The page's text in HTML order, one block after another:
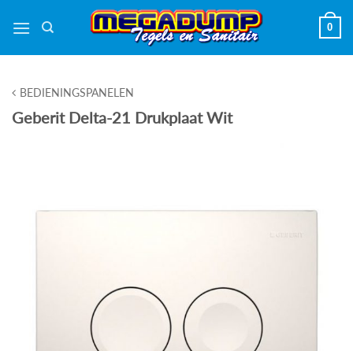
naar
0
BEDIENINGSPANELEN
Geberit Delta-21 Drukplaat Wit